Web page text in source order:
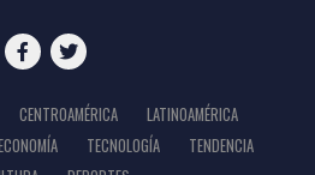
CENTROAMÉRICA
LATINOAMÉRICA
TECNOLOGÍA
TENDENCIA